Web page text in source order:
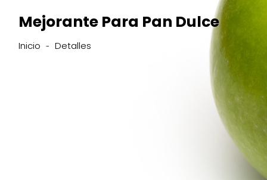
Mejorante Para Pan Dulce
Inicio - Detalles